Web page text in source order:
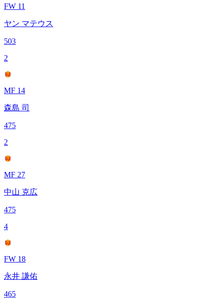
FW 11
ヤン マテウス
503
2
MF 14
森島 司
475
2
MF 27
中山 克広
475
4
FW 18
永井 謙佑
465